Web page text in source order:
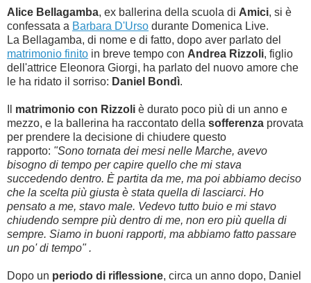
Alice Bellagamba, ex ballerina della scuola di Amici, si è
confessata a Barbara D'Urso durante Domenica Live.
La Bellagamba, di nome e di fatto, dopo aver parlato del
matrimonio finito in breve tempo con Andrea Rizzoli, figlio
dell'attrice Eleonora Giorgi, ha parlato del nuovo amore che
le ha ridato il sorriso: Daniel Bondì.
matrimonio con Rizzoli è durato poco più di un anno e
mezzo, e la ballerina ha raccontato della sofferenza provata
per prendere la decisione di chiudere questo
rapporto: "Sono tornata dei mesi nelle Marche, avevo
bisogno di tempo per capire quello che mi stava
succedendo dentro. È partita da me, ma poi abbiamo deciso
che la scelta più giusta è stata quella di lasciarci. Ho
pensato a me, stavo male. Vedevo tutto buio e mi stavo
chiudendo sempre più dentro di me, non ero più quella di
sempre. Siamo in buoni rapporti, ma abbiamo fatto passare
un po' di tempo" .
Dopo un periodo di riflessione, circa un anno dopo, Daniel